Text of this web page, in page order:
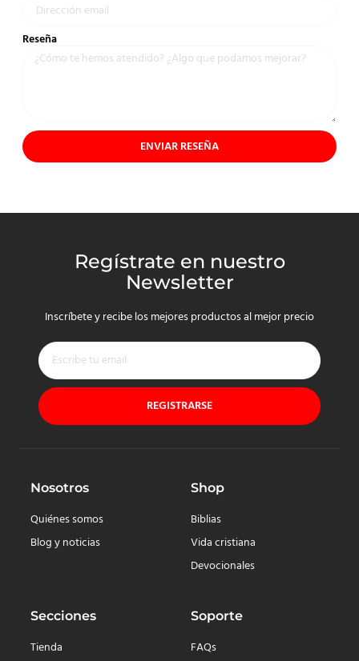
Reseña
ENVIAR RESEÑA
Regístrate en nuestro
Newsletter
Inscríbete y recibe los mejores productos al mejor precio
REGISTRARSE
Nosotros
Quiénes somos
Blog y noticias
Shop
Biblias
Vida cristiana
Devocionales
Secciones
Tienda
Soporte
FAQs